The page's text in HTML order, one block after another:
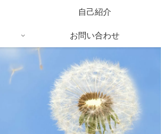
自己紹介
お問い合わせ